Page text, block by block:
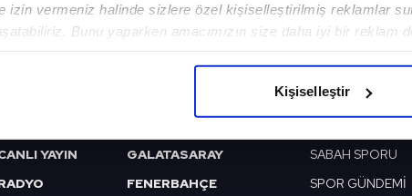
izin vermeniz halinde sizlere özel kişiselleştirilmiş reklamlar
Bunu yaparken amacımızın size daha iyi bir reklam
kullanıcılar, bu çerezlere izin vermedikleri takdirde,
iyi bir hizmet sunabilmek için İnternet Sitemizde kendimize ve
çeşitli kişisel verileriniz işlenmekte olup gerekli olan
Kişiselleştir
VERI POLITIKASIGIZLILIK BILDIRIMIKÜNYE /
YAYIN
GALATASARAY
FENERBAHÇE
SABAH SPORU
SPOR GÜNDEMİ